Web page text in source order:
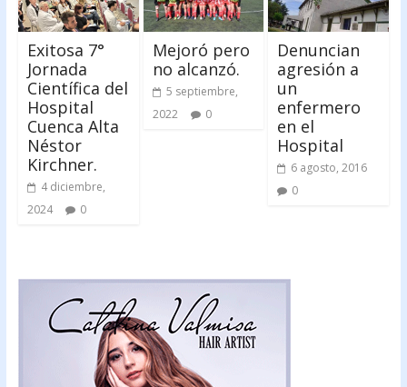
Exitosa 7°
Jornada
Científica del
Hospital
Cuenca Alta
Néstor
Kirchner.
4 diciembre,
2024
0
Mejoró pero
no alcanzó.
5 septiembre,
2022
0
Denuncian
agresión a
un
enfermero
en el
Hospital
6 agosto, 2016
0